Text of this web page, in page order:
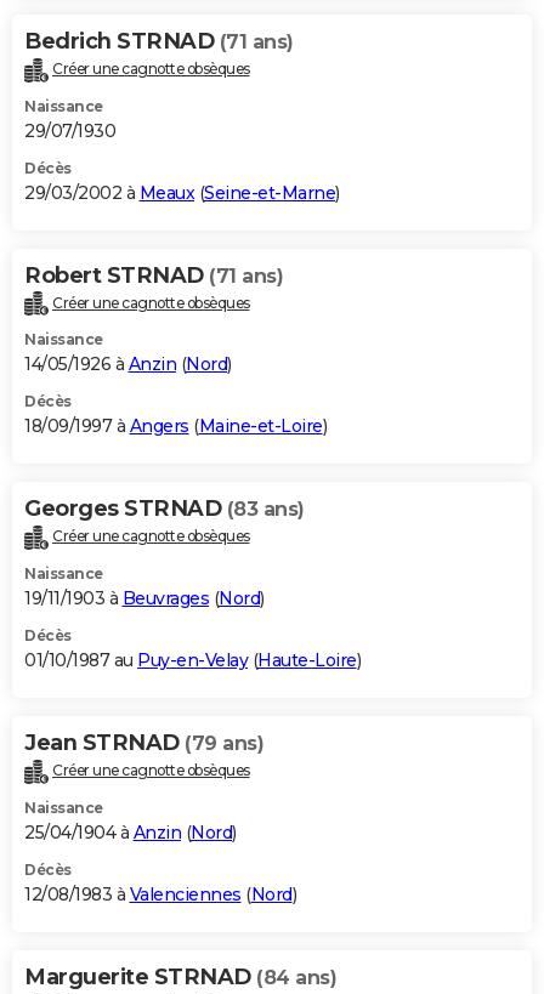
Bedrich STRNAD (71 ans)
Créer une cagnotte obsèques
Naissance
29/07/1930
Décès
29/03/2002 à Meaux (Seine-et-Marne)
Robert STRNAD (71 ans)
Créer une cagnotte obsèques
Naissance
14/05/1926 à Anzin (Nord)
Décès
18/09/1997 à Angers (Maine-et-Loire)
Georges STRNAD (83 ans)
Créer une cagnotte obsèques
Naissance
19/11/1903 à Beuvrages (Nord)
Décès
01/10/1987 au Puy-en-Velay(Haute-Loire)
Jean STRNAD (79 ans)
Créer une cagnotte obsèques
Naissance
25/04/1904 à Anzin (Nord)
Décès
12/08/1983 à Valenciennes (Nord)
Marguerite STRNAD (84 ans)